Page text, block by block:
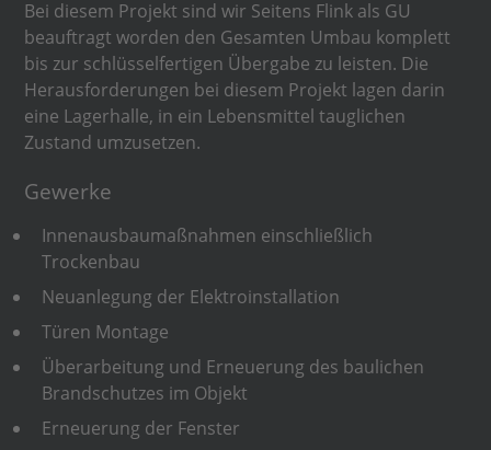
Bei diesem Projekt sind wir Seitens Flink als GU
beauftragt worden den Gesamten Umbau komplett
bis zur schlüsselfertigen Übergabe zu leisten. Die
Herausforderungen bei diesem Projekt lagen darin
eine Lagerhalle, in ein Lebensmittel tauglichen
Zustand umzusetzen.
Gewerke
Innenausbaumaßnahmen einschließlich
Trockenbau
Neuanlegung der Elektroinstallation
Türen Montage
Überarbeitung und Erneuerung des baulichen
Brandschutzes im Objekt
Erneuerung der Fenster